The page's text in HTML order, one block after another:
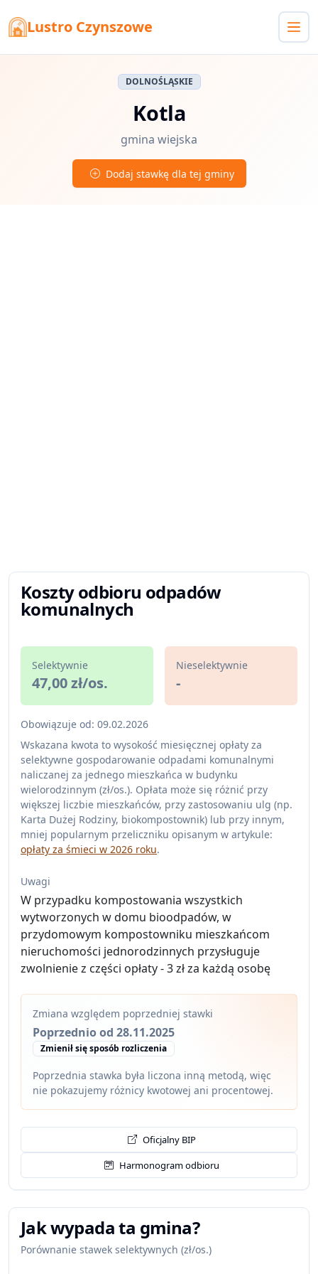
Lustro Czynszowe
DOLNOŚLĄSKIE
Kotla
gmina wiejska
Dodaj stawkę dla tej gminy
Koszty odbioru odpadów
komunalnych
Selektywnie
47,00 zł/os.
Nieselektywnie
-
Obowiązuje od: 09.02.2026
Wskazana kwota to wysokość miesięcznej opłaty za
selektywne gospodarowanie odpadami komunalnymi
naliczanej za jednego mieszkańca w budynku
wielorodzinnym (zł/os.). Opłata może się różnić przy
większej liczbie mieszkańców, przy zastosowaniu ulg (np.
Karta Dużej Rodziny, biokompostownik) lub przy innym,
mniej popularnym przeliczniku opisanym w artykule:
opłaty za śmieci w 2026 roku.
Uwagi
W przypadku kompostowania wszystkich
wytworzonych w domu bioodpadów, w
przydomowym kompostowniku mieszkańcom
nieruchomości jednorodzinnych przysługuje
zwolnienie z części opłaty - 3 zł za każdą osobę
Zmiana względem poprzedniej stawki
Poprzednio od 28.11.2025
Zmienił się sposób rozliczenia
Poprzednia stawka była liczona inną metodą, więc
nie pokazujemy różnicy kwotowej ani procentowej.
Oficjalny BIP
Harmonogram odbioru
Jak wypada ta gmina?
Porównanie stawek selektywnych (zł/os.)